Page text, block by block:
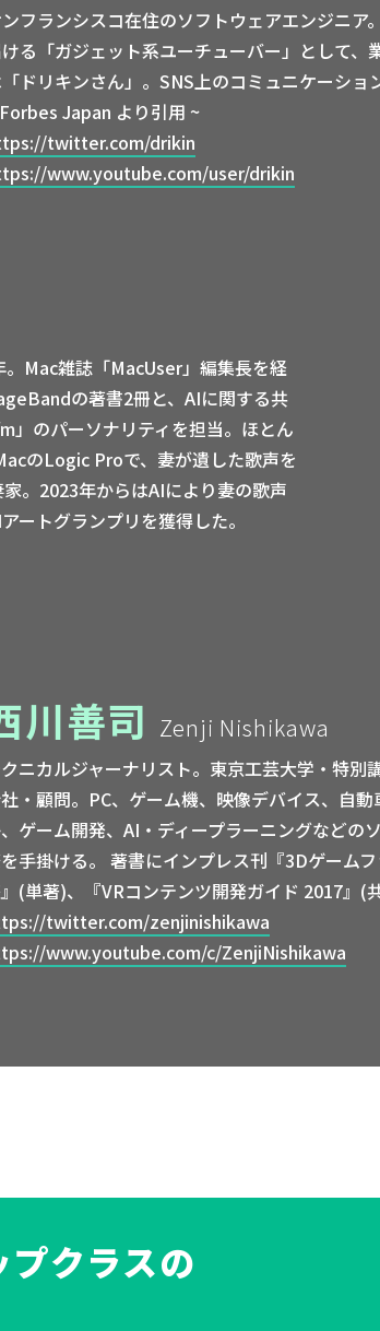
フランシスコ在住のソフトウェアエンジニア
る「ガジェット系ユーチューバー」として、
ドリキンさん」。SNS上のコミュニケーショ
Japan より引用 ~
twitter.com/drikin
www.youtube.com/user/drikin
Mac雑誌「MacUser」編集長を経
の著書2冊と、AIに関する共
のパーソナリティを担当。ほとん
のLogic Proで、妻が遺した歌声を
。2023年からはAIにより妻の歌声
ートグランプリを獲得した。
川善司 Zenji Nishikawa
ニカルジャーナリスト。東京工芸大学・特
・顧問。PC、ゲーム機、映像デバイス、自
ゲーム開発、AI・ディープラーニングなどの
手掛ける。 著書にインプレス刊『3Dゲーム
(単著)、『VRコンテンツ開発ガイド 2017』(
twitter.com/zenjinishikawa
www.youtube.com/c/ZenjiNishikawa
クラスの